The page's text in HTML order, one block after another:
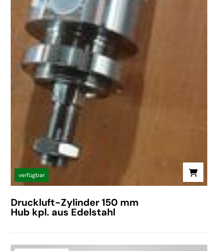
verfügbar
Druckluft-Zylinder 150 mm
Hub kpl. aus Edelstahl